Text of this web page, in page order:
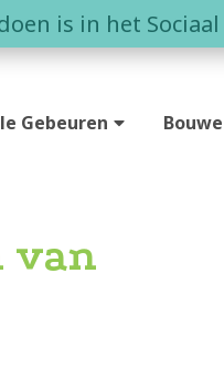
is in het
Gebeuren
van